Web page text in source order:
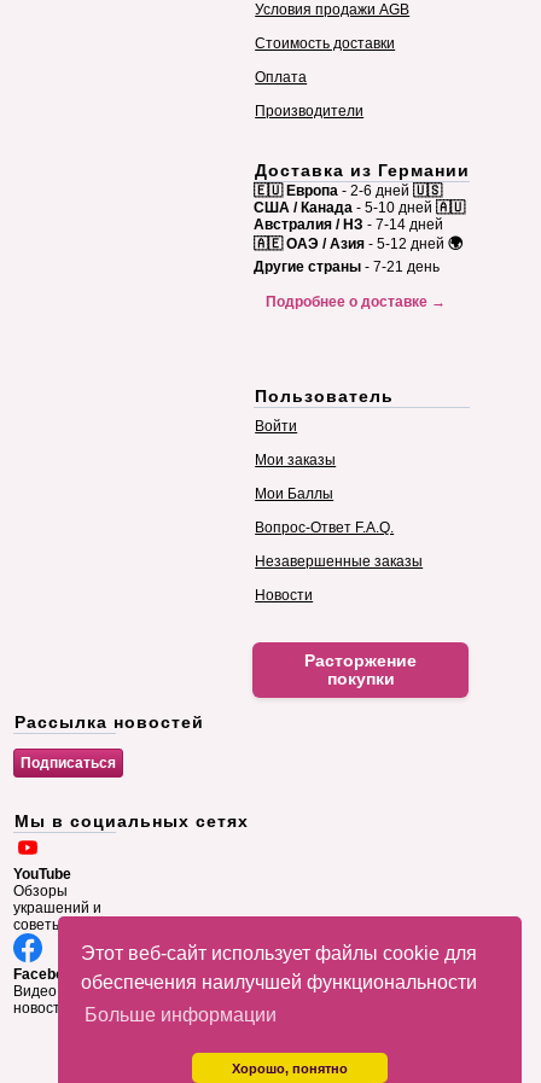
Этот веб-сайт использует файлы cookie для
обеспечения наилучшей функциональности
Больше информации
Хорошо, понятно
Условия продажи AGB
Стоимость доставки
Оплата
Производители
Доставка из Германии
🇪🇺 Европа - 2-6 дней 🇺🇸
США / Канада - 5-10 дней 🇦🇺
Австралия / НЗ - 7-14 дней
🇦🇪 ОАЭ / Азия - 5-12 дней 🌍
Другие страны - 7-21 день
Подробнее о доставке →
Пользователь
Войти
Мои заказы
Мои Баллы
Вопрос-Ответ F.A.Q.
Незавершенные заказы
Новости
Расторжение
покупки
Рассылка новостей
Мы в социальных сетях
YouTube
Обзоры
украшений и
советы
Facebook
Видео и
новости